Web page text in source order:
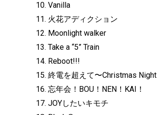
10. Vanilla
11. 火花アディクション
12. Moonlight walker
13. Take a “5” Train
14. Reboot!!!
15. 終電を超えて〜Christmas Night
16. 忘年会！BOU！NEN！KAI！
17. JOYしたいキモチ